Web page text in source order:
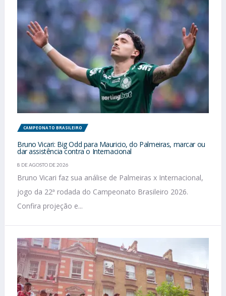
CAMPEONATO BRASILEIRO
Bruno Vicari: Big Odd para Mauricio, do Palmeiras, marcar ou
dar assistência contra o Internacional
8 DE AGOSTO DE 2026
Bruno Vicari faz sua análise de Palmeiras x Internacional,
jogo da 22ª rodada do Campeonato Brasileiro 2026.
Confira projeção e...